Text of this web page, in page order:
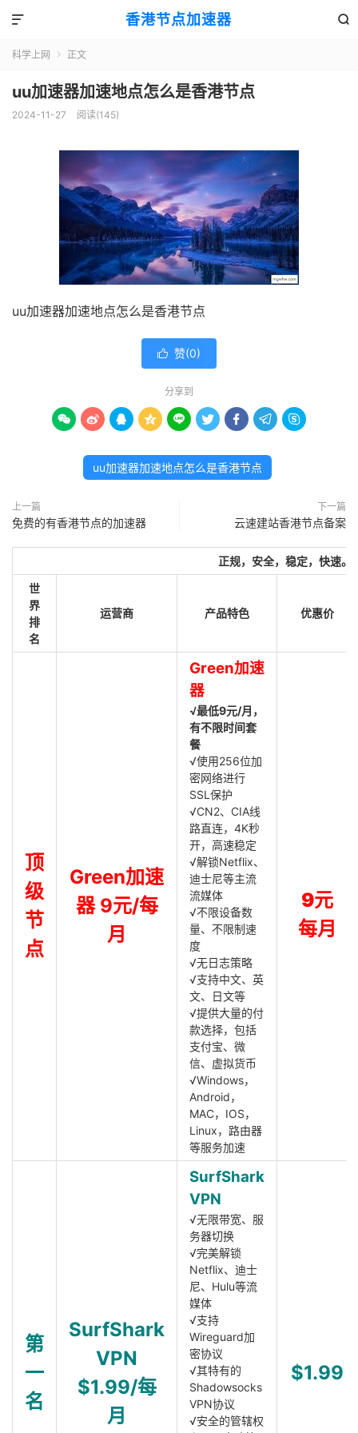
香港节点加速器 

科学上网  正文
uu加速器加速地点怎么是香港节点
2024-11-27 阅读(145)
uu加速器加速地点怎么是香港节点
 赞(0)
分享到
        
uu加速器加速地点怎么是香港节点
上一篇
免费的有香港节点的加速器
下一篇
云速建站香港节点备案
正规，安全，稳定，快速。
世
界
排
名
运营商 产品特色 优惠价
顶
级
节
点
Green加速
器 9元/每
月
Green加速
器
√最低9元/月，
有不限时间套
餐
√使用256位加
密网络进行
SSL保护
√CN2、CIA线
路直连，4K秒
开，高速稳定
√解锁Netflix、
迪士尼等主流
流媒体
√不限设备数
量、不限制速
度
√无日志策略
√支持中文、英
文、日文等
√提供大量的付
款选择，包括
支付宝、微
信、虚拟货币
√Windows，
Android，
MAC，IOS，
Linux，路由器
等服务加速
9元
每月
第
一
名
SurfShark
VPN
$1.99/每
月
SurfShark
VPN
√无限带宽、服
务器切换
√完美解锁
Netflix、迪士
尼、Hulu等流
媒体
√支持
Wireguard加
密协议
√其特有的
Shadowsocks
VPN协议
√安全的管辖权
$1.99